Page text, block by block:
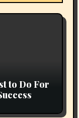
to Do For